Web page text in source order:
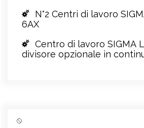
N°2 Centri di lavoro
6AX
Centro di lavoro SIGMA
divisore opzionale in